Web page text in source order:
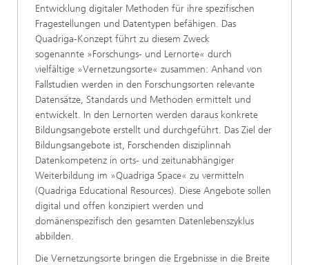
Entwicklung digitaler Methoden für ihre spezifischen
Fragestellungen und Datentypen befähigen. Das
Quadriga-Konzept führt zu diesem Zweck
sogenannte »Forschungs- und Lernorte« durch
vielfältige »Vernetzungsorte« zusammen: Anhand von
Fallstudien werden in den Forschungsorten relevante
Datensätze, Standards und Methoden ermittelt und
entwickelt. In den Lernorten werden daraus konkrete
Bildungsangebote erstellt und durchgeführt. Das Ziel der
Bildungsangebote ist, Forschenden disziplinnah
Datenkompetenz in orts- und zeitunabhängiger
Weiterbildung im »Quadriga Space« zu vermitteln
(Quadriga Educational Resources). Diese Angebote sollen
digital und offen konzipiert werden und
domänenspezifisch den gesamten Datenlebenszyklus
abbilden.
Die Vernetzungsorte bringen die Ergebnisse in die Breite